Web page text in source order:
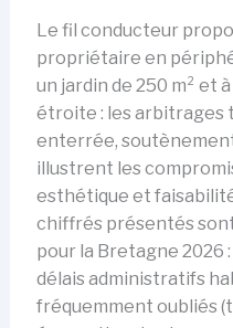
Le fil conducteur
propriétaire en
un jardin de 250 m² et
étroite : les arbitrages
enterrée,
illustrent les
esthétique et
chiffrés présentés
pour la Bretagne 2026
délais administratifs
fréquemment oubliés